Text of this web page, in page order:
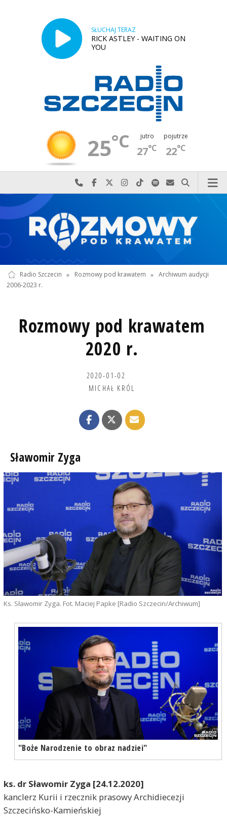
SŁUCHAJ TERAZ
RICK ASTLEY - WAITING ON
YOU
25°C jutro
27°C
pojutrze
22°C
Najlepiej po prostu do nas zadzwoń
Odwiedź nas na Facebook-u
Odwiedź nas na X
Odwiedź nas na Instagram-ie
Odwiedź nas na TikTok-u
Szukaj nas na Spotify
Wyślij do nas
Szukaj
Radio Szczecin » Rozmowy pod krawatem » Archiwum audycji
2006-2023 r.
Rozmowy pod krawatem
2020 r.
2020-01-02
MICHAŁ KRÓL
Sławomir Zyga
Ks. Sławomir Zyga. Fot. Maciej Papke [Radio Szczecin/Archiwum]
"Boże Narodzenie to obraz nadziei"
ks. dr Sławomir Zyga [24.12.2020]
kanclerz Kurii i rzecznik prasowy Archidiecezji
Szczecińsko-Kamieńskiej